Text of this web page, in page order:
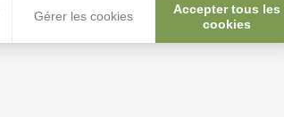
Gérer les cookies
Accepter tous les
cookies